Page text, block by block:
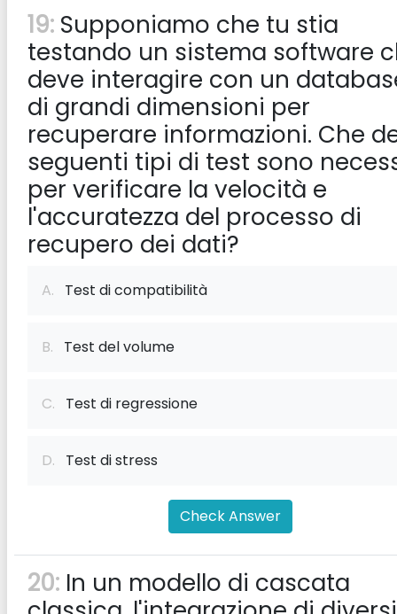
19: Supponiamo che tu stia
testando un sistema software
deve interagire con un
di grandi dimensioni per
recuperare informazioni. Che
seguenti tipi di test sono
per verificare la velocità e
l'accuratezza del processo di
recupero dei dati?
A. Test di compatibilità
B. Test del volume
C. Test di regressione
D. Test di stress
Check Answer
20: In un modello di cascata